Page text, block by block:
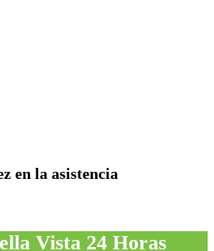
en la asistencia
Vista 24 Horas